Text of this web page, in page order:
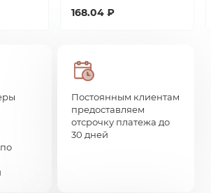
168.04 ₽
Постоянным клиентам
предоставляем
отсрочку платежа до
30 дней